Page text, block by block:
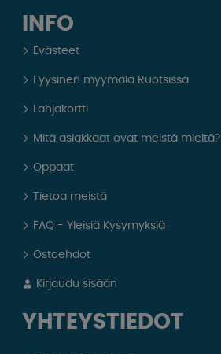
INFO
Evästeet
Fyysinen myymälä Ruotsissa
Lahjakortti
Mitä asiakkaat ovat meistä mieltä?
Oppaat
Tietoa meistä
FAQ - Yleisiä Kysymyksiä
Ostoehdot
Kirjaudu sisään
YHTEYSTIEDOT